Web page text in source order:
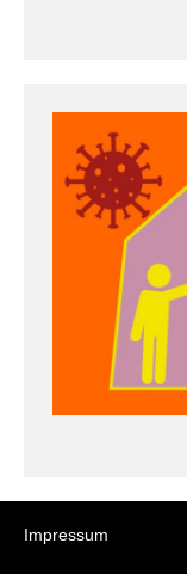
Impressum